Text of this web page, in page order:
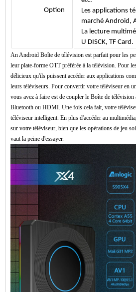
Option
Les applications
marché Android,
La lecture
U DISCK, TF Card.
AnAndroid Boîte de télévision est parfait pour les
leur plate-forme OTT préférée à la télévision. Pour
délicieux qu'ils puissent accéder aux applications
leurs téléviseurs. Pour convertir votre téléviseur en
vous avez à faire est de coupler le Boîte de télévision
Bluetooth ou HDMI. Une fois cela fait, votre
téléviseur intelligent. En plus d'accéder au
sur votre téléviseur, bien que les opérations de jeu
vaut la peine d'essayer.